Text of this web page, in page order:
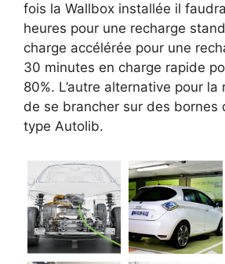
fois la Wallbox installée il
heures pour une recharge
charge accélérée pour une
30 minutes en charge rapide
80%. L’autre alternative pour la
de se brancher sur des bornes
type Autolib.